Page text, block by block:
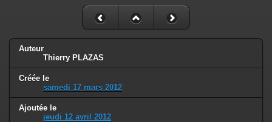
Auteur
Thierry PLAZAS
Créée le
samedi 17 mars 2012
Ajoutée le
jeudi 12 avril 2012